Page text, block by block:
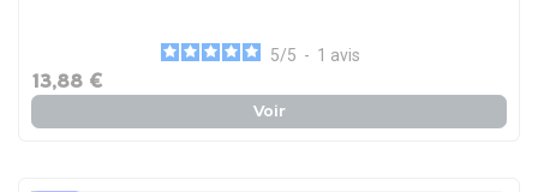
5/5 - 1 avis
13,88 €
Voir